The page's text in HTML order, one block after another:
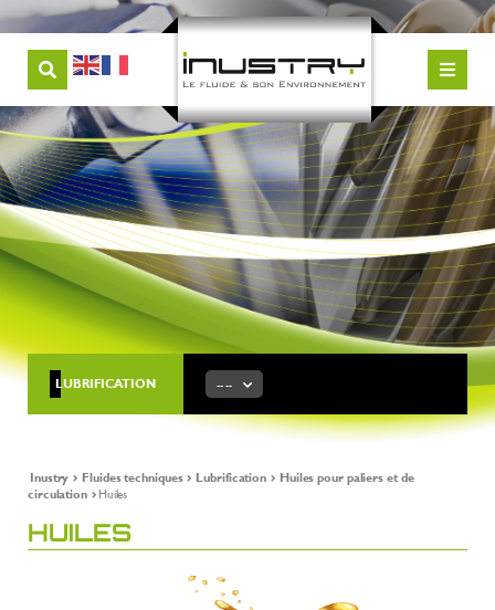
LUBRIFICATION -- --
Inustry Fluides techniques Lubrification
Huiles pour paliers et de
circulation
Huiles
HUILES